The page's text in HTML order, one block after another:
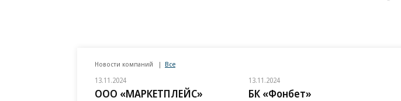
Новости компаний Все
13.11.2024
ООО «МАРКЕТПЛЕЙС»
13.11.2024
БК «Фонбет»